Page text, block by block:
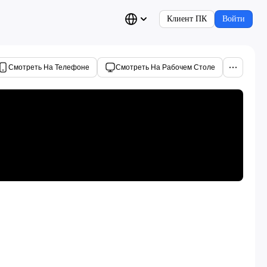
Клиент ПК Войти
Смотреть На Телефоне Смотреть На Рабочем Столе